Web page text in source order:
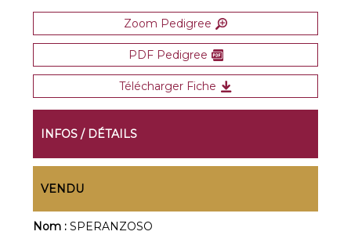
Zoom Pedigree
PDF Pedigree
Télécharger Fiche
INFOS / DÉTAILS
VENDU
Nom :SPERANZOSO